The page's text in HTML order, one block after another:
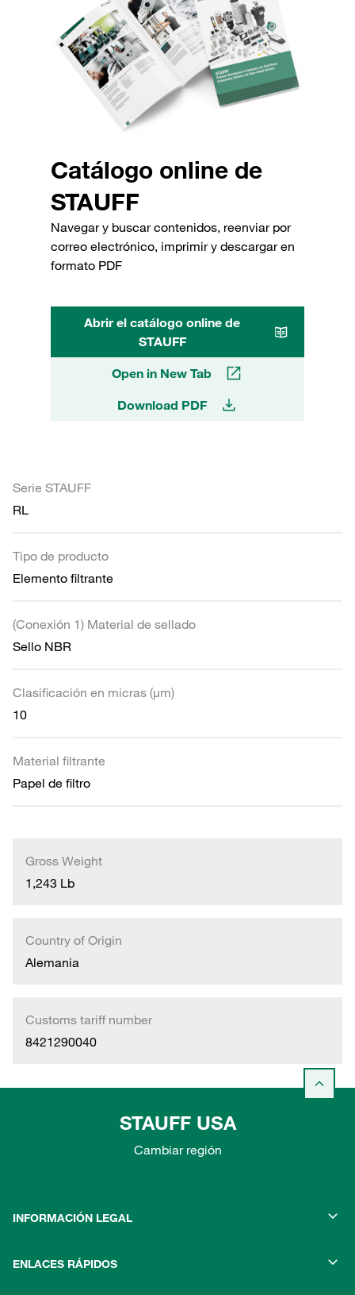
Catálogo online de
STAUFF
Navegar y buscar contenidos, reenviar por
correo electrónico, imprimir y descargar en
formato PDF
Abrir el catálogo online de
STAUFF
Open in New Tab
Download PDF
Serie STAUFF
RL
Tipo de producto
Elemento filtrante
(Conexión 1) Material de sellado
Sello NBR
Clasificación en micras (µm)
10
Material filtrante
Papel de filtro
Gross Weight
1,243 Lb
Country of Origin
Alemania
Customs tariff number
8421290040
STAUFF USA
Cambiar región
INFORMACIÓN LEGAL
ENLACES RÁPIDOS